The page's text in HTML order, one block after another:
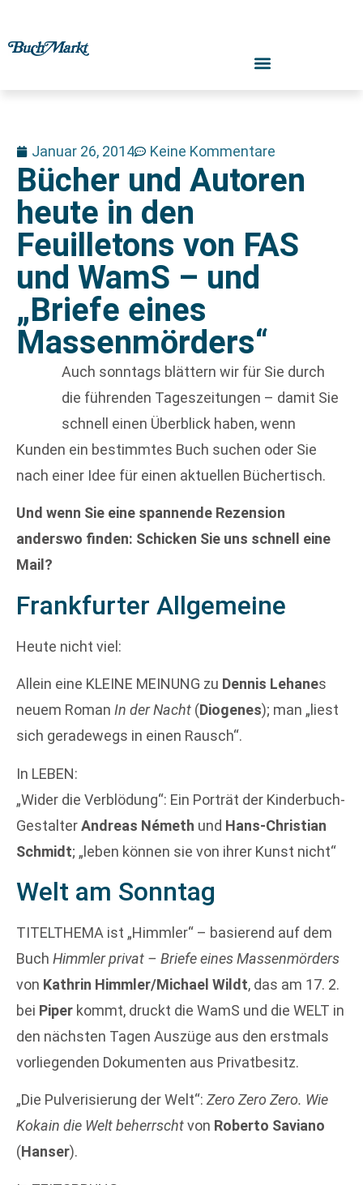
Januar 26, 2014 Keine Kommentare
Bücher und Autoren
heute in den
Feuilletons von FAS
und WamS – und
„Briefe eines
Massenmörders“
Auch sonntags blättern wir für Sie durch
die führenden Tageszeitungen – damit Sie
schnell einen Überblick haben, wenn
Kunden ein bestimmtes Buch suchen oder Sie
nach einer Idee für einen aktuellen Büchertisch.
Und wenn Sie eine spannende Rezension
anderswo finden: Schicken Sie uns schnell eine
Mail?
Frankfurter Allgemeine
Heute nicht viel:
Allein eine KLEINE MEINUNG zu Dennis Lehanes
neuem Roman In der Nacht (Diogenes); man „liest
sich geradewegs in einen Rausch“.
In LEBEN:
„Wider die Verblödung“: Ein Porträt der Kinderbuch-
GestalterAndreas Németh und Hans-Christian
Schmidt; „leben können sie von ihrer Kunst nicht“
Welt am Sonntag
TITELTHEMA ist „Himmler“ – basierend auf dem
Buch Himmler privat – Briefe eines Massenmörders
von Kathrin Himmler/Michael Wildt, das am 17. 2.
bei Piper kommt, druckt die WamS und die WELT in
den nächsten Tagen Auszüge aus den erstmals
vorliegenden Dokumenten aus Privatbesitz.
„Die Pulverisierung der Welt“: Zero Zero Zero. Wie
Kokain die Welt beherrschtvon Roberto Saviano
(Hanser).